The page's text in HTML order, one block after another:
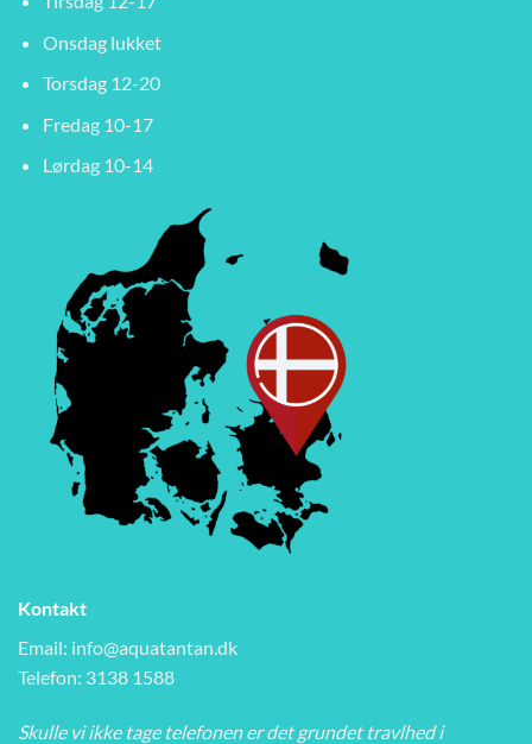
Onsdag lukket
Torsdag 12-20
Fredag 10-17
Lørdag 10-14
Kontakt
Email: info@aquatantan.dk
Telefon: 3138 1588
Skulle vi ikke tage telefonen er det grundet travlhed i